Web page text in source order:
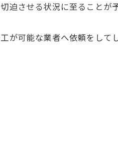
させる状況に至ることが予
が可能な業者へ依頼をして